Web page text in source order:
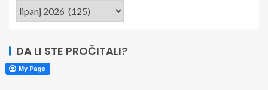
DA LI STE PROČITALI?